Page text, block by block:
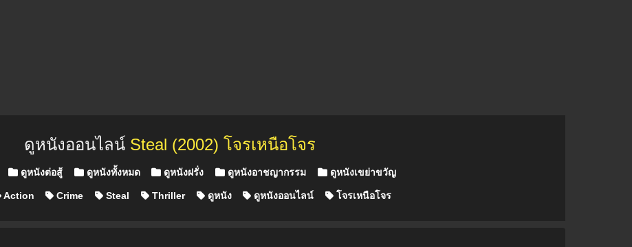
ดูหนังออนไลน์ Steal (2002) โจรเหนือโจร
ดูหนังต่อสู้ ดูหนังทั้งหมด ดูหนังฝรั่ง ดูหนังอาชญากรรม ดูหนังเขย่าขวัญ
Action Crime Steal Thriller ดูหนัง ดูหนังออนไลน์ โจรเหนือโจร